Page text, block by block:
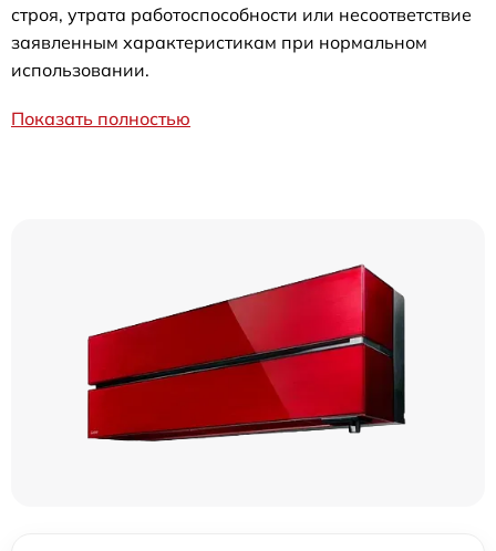
строя, утрата работоспособности или несоответствие
заявленным характеристикам при нормальном
использовании.
Показать полностью